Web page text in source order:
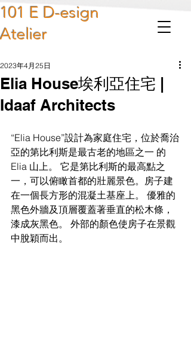
101 E D-esign
Atelier
Elia House埃利亞住宅 |
Idaaf Architects
2023年4月25日
“Elia House”設計為家庭住宅，位於喬治
亞的第比利斯是最古老的地區之一 的
Elia 山上。 它是第比利斯的最高點之
一，可以俯瞰首都的壯麗景色。房子建
在一個長方形的混凝土基座上。 優雅的
黑色外牆及頂層覆蓋著垂直的松木條，
漆成灰黑色。 外部的顏色使房子在景觀
中脫穎而出。